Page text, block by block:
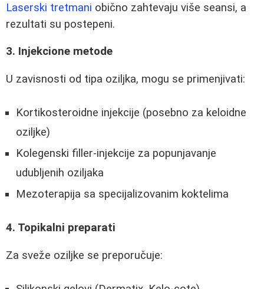
Laserski tretmani obično zahtevaju više seansi, a
rezultati su postepeni.
3. Injekcione metode
U zavisnosti od tipa oziljka, mogu se primenjivati:
Kortikosteroidne injekcije (posebno za keloidne
oziljke)
Kolegenski filler-injekcije za popunjavanje
udubljenih oziljaka
Mezoterapija sa specijalizovanim koktelima
4. Topikalni preparati
Za sveže oziljke se preporučuje: